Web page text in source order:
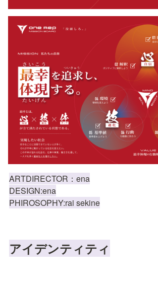
ARTDIRECTOR：ena
DESIGN:ena
PHIROSOPHY:rai sekine
アイデンティティ